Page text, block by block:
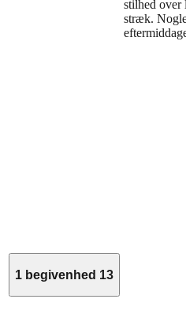
stilhed over
stræk.
1 begivenhed 13